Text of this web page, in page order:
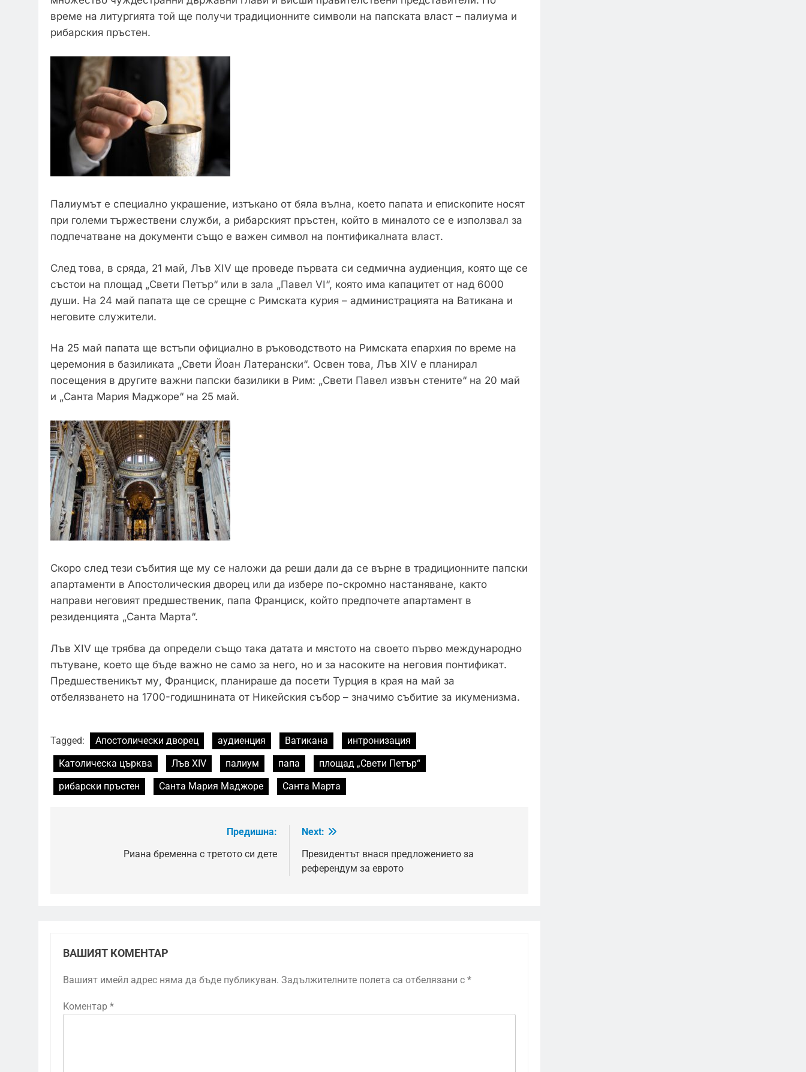
време на литургията той ще получи традиционните символи на папската власт – палиума и
рибарския пръстен.
Палиумът е специално украшение, изтъкано от бяла вълна, което папата и епископите носят
при големи тържествени служби, а рибарският пръстен, който в миналото се е използвал за
подпечатване на документи също e важен символ на понтификалната власт.
След това, в сряда, 21 май, Лъв XIV ще проведе първата си седмична аудиенция, която ще се
състои на площад „Свети Петър“ или в зала „Павел VI“, която има капацитет от над 6000
души. На 24 май папата ще се срещне с Римската курия – администрацията на Ватикана и
неговите служители.
На 25 май папата ще встъпи официално в ръководството на Римската епархия по време на
церемония в базиликата „Свети Йоан Латерански“. Освен това, Лъв XIV е планирал
посещения в другите важни папски базилики в Рим: „Свети Павел извън стените“ на 20 май
и „Санта Мария Маджоре“ на 25 май.
Скоро след тези събития ще му се наложи да реши дали да се върне в традиционните папски
апартаменти в Апостолическия дворец или да избере по-скромно настаняване, както
направи неговият предшественик, папа Франциск, който предпочете апартамент в
резиденцията „Санта Марта“.
Лъв XIV ще трябва да определи също така датата и мястото на своето първо международно
пътуване, което ще бъде важно не само за него, но и за насоките на неговия понтификат.
Предшественикът му, Франциск, планираше да посети Турция в края на май за
отбелязването на 1700-годишнината от Никейския събор – значимо събитие за икуменизма.
Tagged: Апостолически дворец аудиенция Ватикана
интронизация
Католическа църква
Лъв XIV палиум папа
площад „Свети Петър“
рибарски пръстен
Санта Мария Маджоре Санта Марта
Предишна:
Риана бременна с третото си дете
Next:
Президентът внася предложението за
референдум за еврото
ВАШИЯТ КОМЕНТАР
Вашият имейл адрес няма да бъде публикуван. Задължителните полета са отбелязани с *
Коментар *